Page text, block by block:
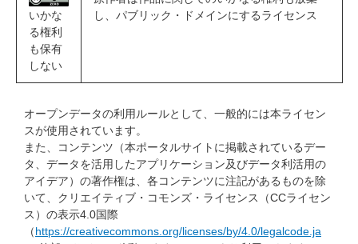
いかな
る権利
も保有
しない
し、パブリック・ドメインにするライセンス
オープンデータの利用ルールとして、一般的には本ライセン
スが使用されています。
また、コンテンツ（本ポータルサイトに掲載されているデー
タ、データを活用したアプリケーション及びデータ利活用の
アイデア）の著作権は、各コンテンツに注記があるものを除
いて、クリエイティブ・コモンズ・ライセンス（CCライセン
ス）の表示4.0国際
（https://creativecommons.org/licenses/by/4.0/legalcode.ja